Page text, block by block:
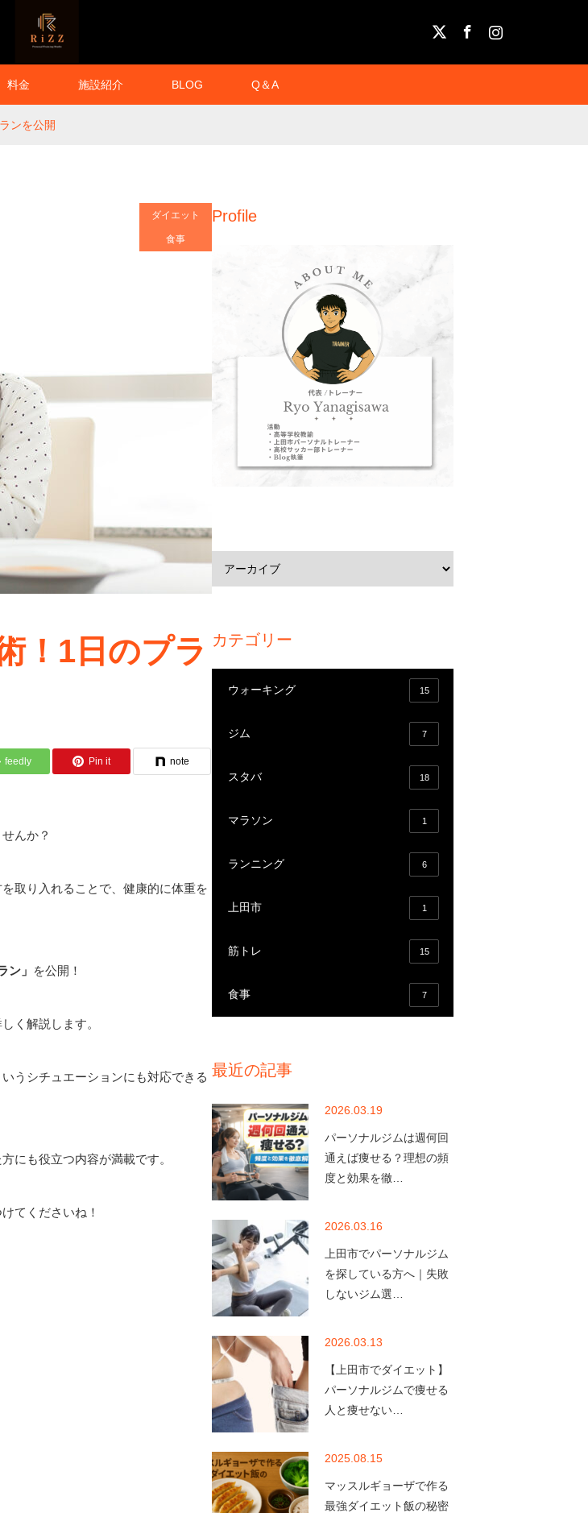
料金 施設紹介 BLOG Q＆A
ンを公開
ダイエット
食事
！1日のプラ
feedly Pin it note
んか？
取り入れることで、健康的に体重を
ン」 を公開！
く解説します。
うシチュエーションにも対応できる
にも役立つ内容が満載です。
てくださいね！
Profile
カテゴリー
ウォーキング 15
ジム 7
スタバ 18
マラソン 1
ランニング 6
上田市 1
筋トレ 15
食事 7
最近の記事
2026.03.19
パーソナルジムは週何回
通えば痩せる？理想の頻
度と効果を徹…
2026.03.16
上田市でパーソナルジム
を探している方へ｜失敗
しないジム選…
2026.03.13
【上田市でダイエット】
パーソナルジムで痩せる
人と痩せない…
2025.08.15
マッスルギョーザで作る
最強ダイエット飯の秘密